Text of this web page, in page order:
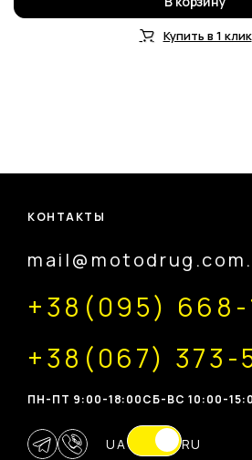
Купить в 1 клик
КОНТАКТЫ
+38(095) 668-
+38(067) 373-
ПН-ПТ 9:00-18:00CБ-ВС 10:00-
UA RU